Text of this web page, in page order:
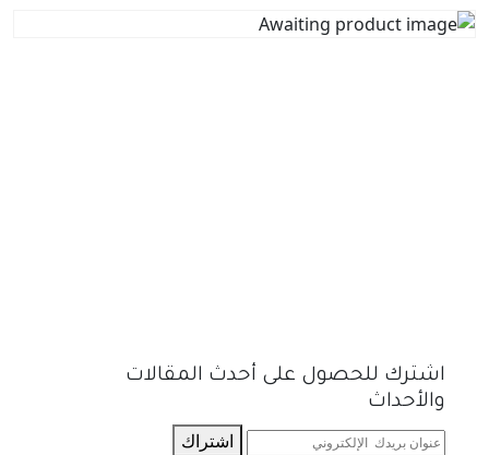
اشترك للحصول على أحدث المقالات
والأحداث
اشتراك